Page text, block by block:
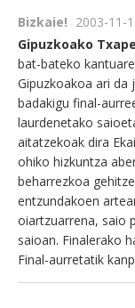
Bizkaie! 2003-11-
Gipuzkoako
bat-bateko
Gipuzkoakoa ari
badakigu final-
laurdenetako
aitatzekoak dira
ohiko hizkuntza
beharrezkoa
entzundakoen
oiartzuarrena, saio
saioan. Finalerako
Final-aurretatik